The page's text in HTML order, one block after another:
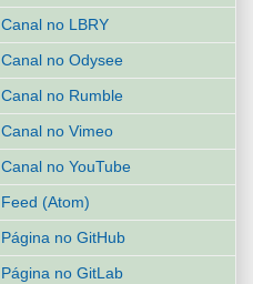
Canal no LBRY
Canal no Odysee
Canal no Rumble
Canal no Vimeo
Canal no YouTube
Feed (Atom)
Página no GitHub
Página no GitLab